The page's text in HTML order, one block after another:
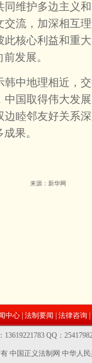
维护多边主义
流，加深相互
核心利益和重
发展。
中地理相近，交
国取得伟大发
睦邻友好关系
果。
来源： 新华网
中心 法制要闻 法律咨询
13619221783 QQ：
有 中国正义法制网中华人